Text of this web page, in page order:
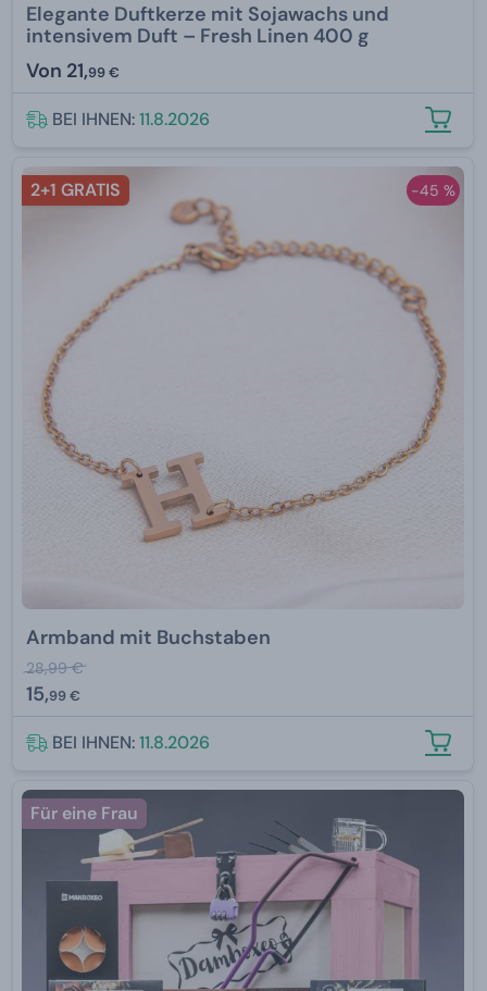
Elegante Duftkerze mit Sojawachs und
intensivem Duft – Fresh Linen 400 g
Von 21,99 €
BEI IHNEN:11.8.2026
-45 %
2+1 GRATIS
Armband mit Buchstaben
28,99 €
15,99 €
BEI IHNEN:11.8.2026
Für eine Frau